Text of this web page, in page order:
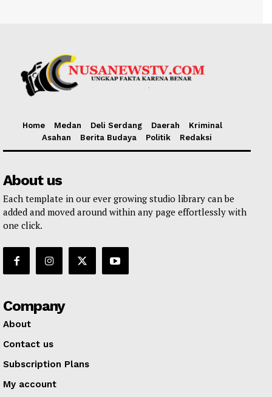
Home Medan Deli Serdang Daerah
Kriminal
Asahan
Berita Budaya Politik Redaksi
About us
Each template in our ever growing studio library can be
added and moved around within any page effortlessly with
one click.
Company
About
Contact us
Subscription Plans
My account